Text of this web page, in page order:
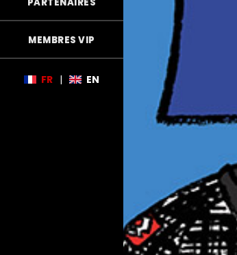
MEMBRES VIP
FR | EN